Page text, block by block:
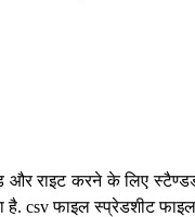
और राइट करने के लिए
है. csv फाइल स्प्रेडशीट